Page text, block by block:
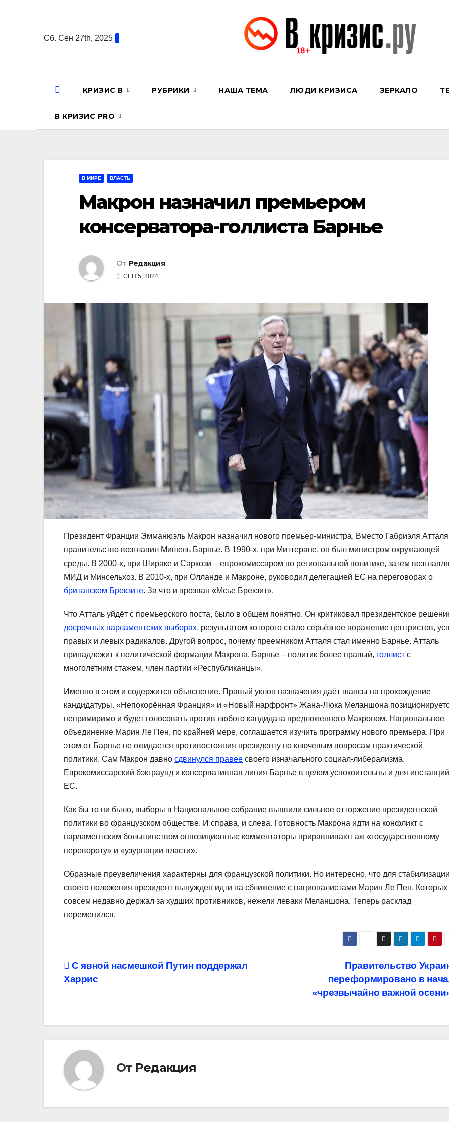
содержаниюСб. Сен 27th, 2025
КРИЗИС В РУБРИКИ НАША ТЕМА ЛЮДИ КРИЗИСА ЗЕРКАЛО
В КРИЗИС PRO
В МИРЕ ВЛАСТЬ
Макрон назначил премьером
консерватора-голлиста Барнье
От Редакция
СЕН 5, 2024
Президент Франции Эмманюэль Макрон назначил нового премьер-министра. Вместо Габриэля Атталя
правительство возглавил Мишель Барнье. В 1990-х, при Миттеране, он был министром окружающей
среды. В 2000-х, при Шираке и Саркози – еврокомиссаром по региональной политике, затем
МИД и Минсельхоз. В 2010-х, при Олланде и Макроне, руководил делегацией ЕС на переговорах о
британском Брекзите. За что и прозван «Мсье Брекзит».
Что Атталь уйдёт с премьерского поста, было в общем понятно. Он критиковал президентское
досрочных парламентских выборах, результатом которого стало серьёзное поражение центристов,
правых и левых радикалов. Другой вопрос, почему преемником Атталя стал именно Барнье. Атталь
принадлежит к политической формации Макрона. Барнье – политик более правый, голлист с
многолетним стажем, член партии «Республиканцы».
Именно в этом и содержится объяснение. Правый уклон назначения даёт шансы на прохождение
кандидатуры. «Непокорённая Франция» и «Новый нарфронт» Жана-Люка Меланшона
непримиримо и будет голосовать против любого кандидата предложенного Макроном. Национальное
объединение Марин Ле Пен, по крайней мере, соглашается изучить программу нового премьера. При
этом от Барнье не ожидается противостояния президенту по ключевым вопросам практической
политики. Сам Макрон давно сдвинулся правее своего изначального социал-либерализма.
Еврокомиссарский бэкграунд и консервативная линия Барнье в целом успокоительны и для инстанций
ЕС.
Как бы то ни было, выборы в Национальное собрание выявили сильное отторжение президентской
политики во французском обществе. И справа, и слева. Готовность Макрона идти на конфликт с
парламентским большинством оппозиционные комментаторы приравнивают аж «государственному
перевороту» и «узурпации власти».
Образные преувеличения характерны для французской политики. Но интересно, что для стабилизации
своего положения президент вынужден идти на сближение с националистами Марин Ле Пен. Которых
совсем недавно держал за худших противников, нежели леваки Меланшона. Теперь расклад
переменился.
Навигация
по
Правительство
переформировано в
«чрезвычайно важной
С явной насмешкой Путин поддержал
Харрис
От Редакция